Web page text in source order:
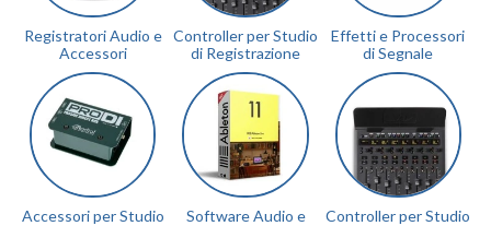
Registratori Audio e
Accessori
Controller per Studio
di Registrazione
Effetti e Processori
di Segnale
Accessori per Studio
Software Audio e
Controller per Studio